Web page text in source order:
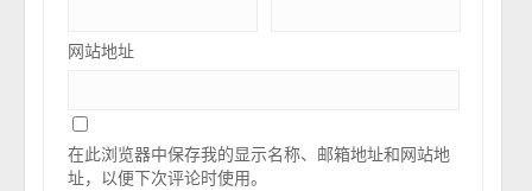
网站地址
在此浏览器中保存我的显示名称、邮箱地址和网站地
址，以便下次评论时使用。